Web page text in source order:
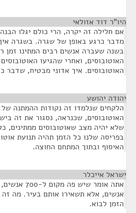
היו"ר דוד אזולאי
אם חלילה זה יקרה, הרי כולם יגלו
מדבר כרגע באופן של שגרה. בשגרה
בשנה שעברה אנשים רבים המתינו זמן
האוטובוסים, ואחרי שהגיעו
האוטובוסים. איך אדוני מבטיח, שדבר
יהודה יהושע
הלקחים שנלמדו זה נקודות ההמתנה
האוטובוסים, שכנראה, נסגור את זה
שלא יהיה מצב שאוטובוסים ממתינים,
בפריסה שלנו כל הזמן תהיה תנועת
האיסוף ובתוך המתחם החוצה.
ישראל אייכלר
אנשים, אלא תשאירו אותם בעיר. מה
הזמן לבוא.